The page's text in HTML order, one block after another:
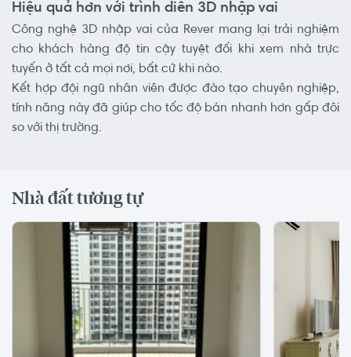
Hiệu quả hơn với trình diễn 3D nhập vai
Công nghệ 3D nhập vai của Rever mang lại trải nghiệm
cho khách hàng độ tin cậy tuyệt đối khi xem nhà trực
tuyến ở tất cả mọi nơi, bất cứ khi nào.
Kết hợp đội ngũ nhân viên được đào tạo chuyên nghiệp,
tính năng này đã giúp cho tốc độ bán nhanh hơn gấp đôi
so với thị trường.
Nhà đất tương tự